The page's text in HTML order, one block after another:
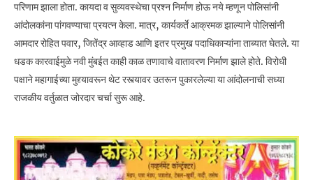
परिणाम झाला होता. कायदा व सुव्यवस्थेचा प्रश्न निर्माण होऊ नये म्हणून पोलिसांनी
आंदोलकांना पांगवण्याचा प्रयत्न केला. मात्र, कार्यकर्ते आक्रमक झाल्याने पोलिसांनी
आमदार रोहित पवार, जितेंद्र आव्हाड आणि इतर प्रमुख पदाधिकाऱ्यांना ताब्यात घेतले. या
धडक कारवाईमुळे नवी मुंबईत काही काळ तणावाचे वातावरण निर्माण झाले होते. विरोधी
पक्षाने महागाईच्या मुद्द्यावरून थेट रस्त्यावर उतरून पुकारलेल्या या आंदोलनाची सध्या
राजकीय वर्तुळात जोरदार चर्चा सुरू आहे.